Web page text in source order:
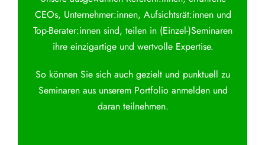
CEOs, Unternehmer:innen, Aufsichtsrät:innen und
Top-Berater:innen sind, teilen in (Einzel-)Seminaren
ihre einzigartige und wertvolle Expertise.
So können Sie sich auch gezielt und punktuell zu
Seminaren aus unserem Portfolio anmelden und
daran teilnehmen.